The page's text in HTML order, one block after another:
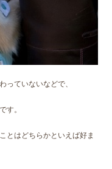
っていないなどで、
す。
とはどちらかといえば好ま